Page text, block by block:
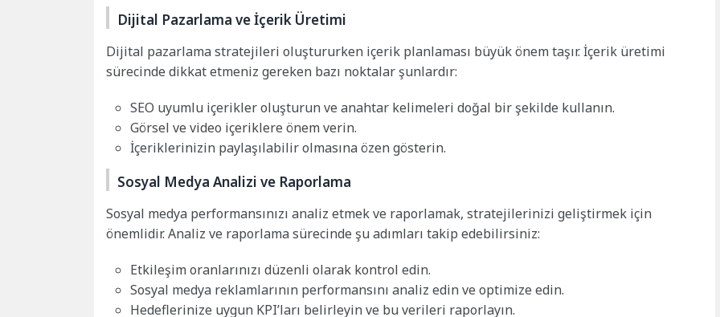
Dijital Pazarlama ve İçerik Üretimi
Dijital pazarlama stratejileri oluştururken içerik planlaması büyük önem taşır. İçerik üretimi
sürecinde dikkat etmeniz gereken bazı noktalar şunlardır:
SEO uyumlu içerikler oluşturun ve anahtar kelimeleri doğal bir şekilde kullanın.
Görsel ve video içeriklere önem verin.
İçeriklerinizin paylaşılabilir olmasına özen gösterin.
Sosyal Medya Analizi ve Raporlama
Sosyal medya performansınızı analiz etmek ve raporlamak, stratejilerinizi geliştirmek için
önemlidir. Analiz ve raporlama sürecinde şu adımları takip edebilirsiniz:
Etkileşim oranlarınızı düzenli olarak kontrol edin.
Sosyal medya reklamlarının performansını analiz edin ve optimize edin.
Hedeflerinize uygun KPI’ları belirleyin ve bu verileri raporlayın.